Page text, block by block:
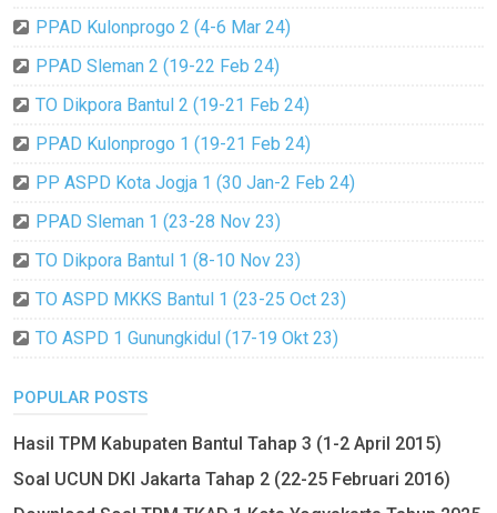
PPAD Kulonprogo 2 (4-6 Mar 24)
PPAD Sleman 2 (19-22 Feb 24)
TO Dikpora Bantul 2 (19-21 Feb 24)
PPAD Kulonprogo 1 (19-21 Feb 24)
PP ASPD Kota Jogja 1 (30 Jan-2 Feb 24)
PPAD Sleman 1 (23-28 Nov 23)
TO Dikpora Bantul 1 (8-10 Nov 23)
TO ASPD MKKS Bantul 1 (23-25 Oct 23)
TO ASPD 1 Gunungkidul (17-19 Okt 23)
POPULAR POSTS
Hasil TPM Kabupaten Bantul Tahap 3 (1-2 April 2015)
Soal UCUN DKI Jakarta Tahap 2 (22-25 Februari 2016)